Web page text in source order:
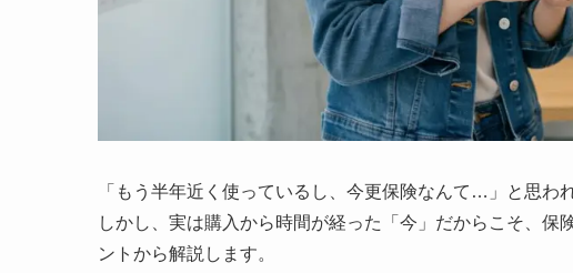
「もう半年近く使っているし、今更保険なんて…」と思わ
しかし、実は購入から時間が経った「今」だからこそ、
ントから解説します。